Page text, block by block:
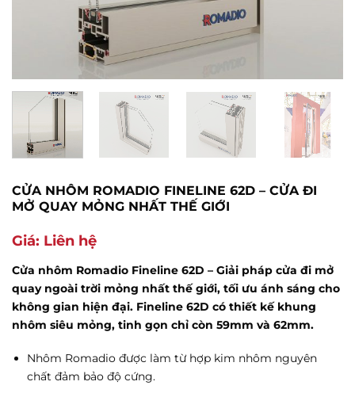
CỬA NHÔM ROMADIO FINELINE 62D – CỬA ĐI
MỞ QUAY MỎNG NHẤT THẾ GIỚI
Giá: Liên hệ
Cửa nhôm Romadio Fineline 62D – Giải pháp cửa đi mở
quay ngoài trời mỏng nhất thế giới, tối ưu ánh sáng cho
không gian hiện đại. Fineline 62D có thiết kế khung
nhôm siêu mỏng, tinh gọn chỉ còn 59mm và 62mm.
Nhôm Romadio được làm từ hợp kim nhôm nguyên
chất đảm bảo độ cứng.